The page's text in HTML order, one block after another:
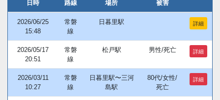
日時 路線 場所 被害
2026/06/25
15:48
常磐
線
日暮里駅 詳細
2026/05/17
20:51
常磐
線
松戸駅 男性/死亡 詳細
2026/03/11
10:27
常磐
線
日暮里駅〜三河
島駅
80代/女性/
死亡
詳細